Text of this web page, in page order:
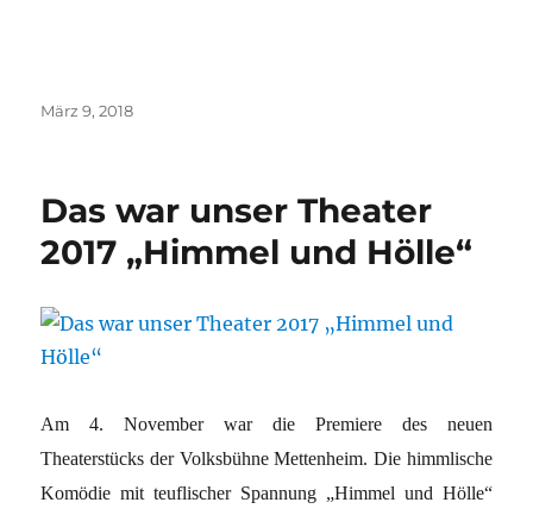
Veröffentlicht
März 9, 2018
Das war unser Theater
2017 „Himmel und Hölle“
Am 4. November war die Premiere des neuen
Theaterstücks der Volksbühne Mettenheim. Die himmlische
Komödie mit teuflischer Spannung „Himmel und Hölle“